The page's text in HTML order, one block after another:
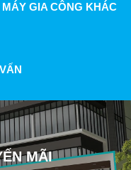
MÁY GIA CÔNG KHÁC
MÃI